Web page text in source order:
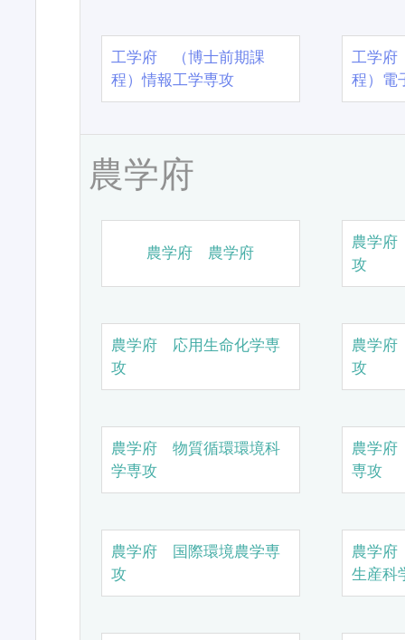
工学府 （博士前期課
程）情報工学専攻
工学
程）電
農学府
農学府 農学府
農学
攻
農学府 応用生命化学専
攻
農学
攻
農学府 物質循環環境科
学専攻
農学
専攻
農学府 国際環境農学専
攻
農学
生産科